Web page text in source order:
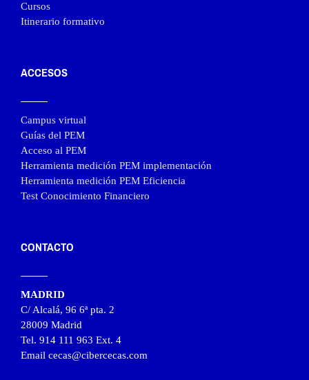
Cursos
Itinerario formativo
ACCESOS
Campus virtual
Guías del PEM
Acceso al PEM
Herramienta medición PEM implementación
Herramienta medición PEM Eficiencia
Test Conocimiento Financiero
CONTACTO
MADRID
C/ Alcalá, 96 6ª pta. 2
28009 Madrid
Tel. 914 111 963 Ext. 4
Email cecas@cibercecas.com